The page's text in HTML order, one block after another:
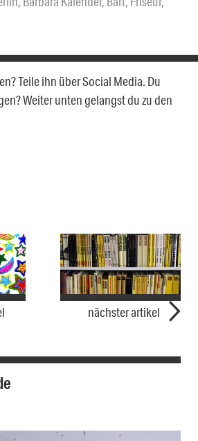
Teile ihn über Social Media. Du
Weiter unten gelangst du zu den
nächster artikel